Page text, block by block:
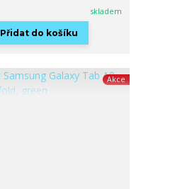
skladem
Přidat do košíku
Akce